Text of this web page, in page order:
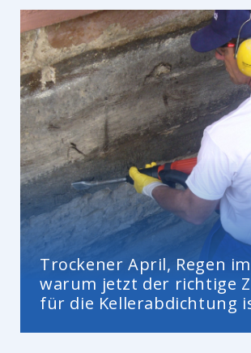
Trockener April, Regen
warum jetzt der richtige
für die Kellerabdichtung